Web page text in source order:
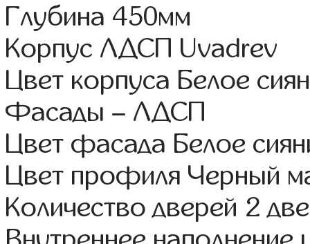
Глубина 450мм
Корпус ЛДСП Uvadrev
Цвет корпуса Белое
Фасады – ЛДСП
Цвет фасада Белое
Цвет профиля Черный
Количество дверей 2